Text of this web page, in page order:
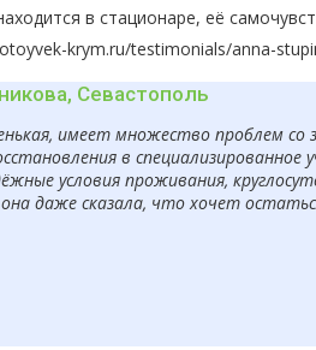
в стационаре, её
krym.ru/testimonials/anna-
Севастополь
имеет множество проблем со
в
условия проживания,
даже сказала, что хочет